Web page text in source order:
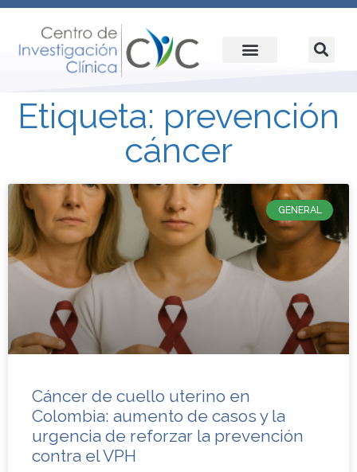
Etiqueta: prevención
cáncer
GENERAL
Cáncer de cuello uterino en
Colombia: aumento de casos y la
urgencia de reforzar la prevención
contra el VPH